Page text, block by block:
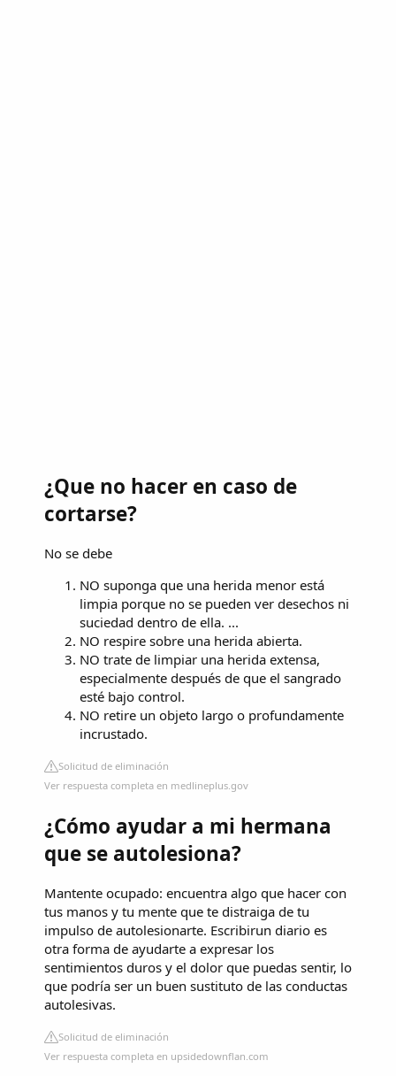
¿Que no hacer en caso de
cortarse?
No se debe
NO suponga que una herida menor está
limpia porque no se pueden ver desechos ni
suciedad dentro de ella. ...
NO respire sobre una herida abierta.
NO trate de limpiar una herida extensa,
especialmente después de que el sangrado
esté bajo control.
NO retire un objeto largo o profundamente
incrustado.
Solicitud de eliminación
Ver respuesta completa en medlineplus.gov
¿Cómo ayudar a mi hermana
que se autolesiona?
Mantente ocupado: encuentra algo que hacer con
tus manos y tu mente que te distraiga de tu
impulso de autolesionarte. Escribirun diario es
otra forma de ayudarte a expresar los
sentimientos duros y el dolor que puedas sentir, lo
que podría ser un buen sustituto de las conductas
autolesivas.
Solicitud de eliminación
Ver respuesta completa en upsidedownflan.com